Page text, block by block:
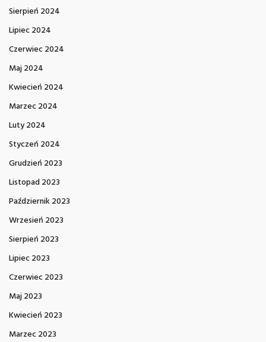
Sierpień 2024
Lipiec 2024
Czerwiec 2024
Maj 2024
Kwiecień 2024
Marzec 2024
Luty 2024
Styczeń 2024
Grudzień 2023
Listopad 2023
Październik 2023
Wrzesień 2023
Sierpień 2023
Lipiec 2023
Czerwiec 2023
Maj 2023
Kwiecień 2023
Marzec 2023